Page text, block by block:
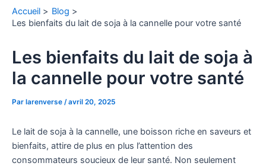
Accueil
Blog
Les bienfaits du lait de soja à la cannelle pour votre santé
Les bienfaits du lait de soja à
la cannelle pour votre santé
Par larenverse /avril 20, 2025
Le lait de soja à la cannelle, une boisson riche en saveurs et
bienfaits, attire de plus en plus l’attention des
consommateurs soucieux de leur santé. Non seulement